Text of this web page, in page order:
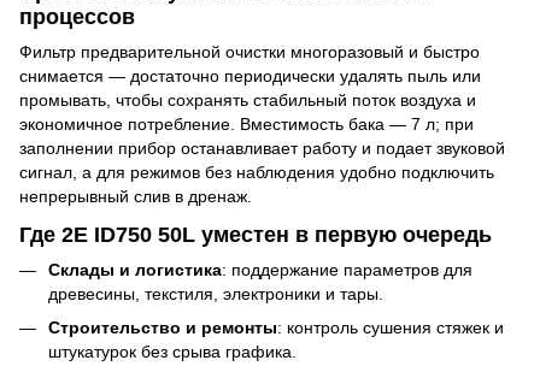
процессов
Фильтр предварительной очистки многоразовый и быстро
снимается — достаточно периодически удалять пыль или
промывать, чтобы сохранять стабильный поток воздуха и
экономичное потребление. Вместимость бака — 7 л; при
заполнении прибор останавливает работу и подает звуковой
сигнал, а для режимов без наблюдения удобно подключить
непрерывный слив в дренаж.
Где 2E ID750 50L уместен в первую очередь
Склады и логистика: поддержание параметров для
древесины, текстиля, электроники и тары.
Строительство и ремонты: контроль сушения стяжек и
штукатурок без срыва графика.